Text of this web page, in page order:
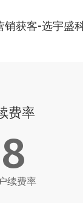
获客-选宇盛
费率
续费率